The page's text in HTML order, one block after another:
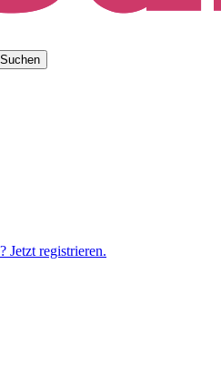
Suchen
Jetzt registrieren.